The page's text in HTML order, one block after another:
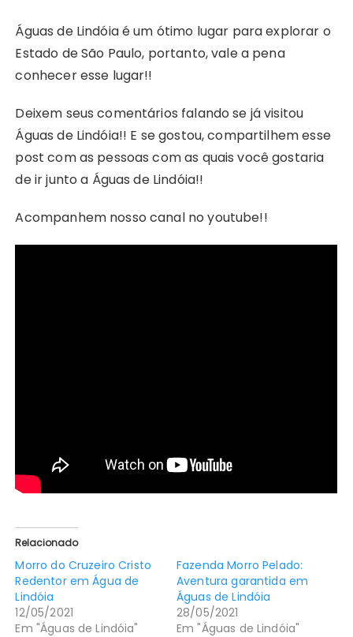
Águas de Lindóia é um ótimo lugar para explorar o
Estado de São Paulo, portanto, vale a pena
conhecer esse lugar!!
Deixem seus comentários falando se já visitou
Águas de Lindóia!! E se gostou, compartilhem esse
post com as pessoas com as quais você gostaria
de ir junto a Águas de Lindóia!!
Acompanhem nosso canal no youtube!!
Relacionado
Morro do Cruzeiro Cristo
Redentor em Água de
Lindóia
12/05/2021
Em "Águas de Lindóia"
Fazenda Morro Pelado:
Aventura garantida em
Águas de Lindóia
28/05/2021
Em "Águas de Lindóia"